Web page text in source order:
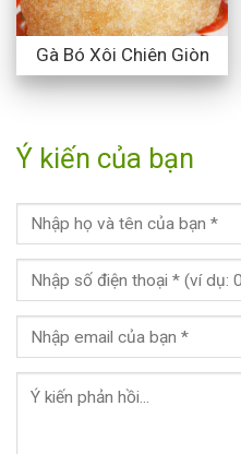
Gà Bó Xôi Chiên Giòn
Ý kiến của bạn